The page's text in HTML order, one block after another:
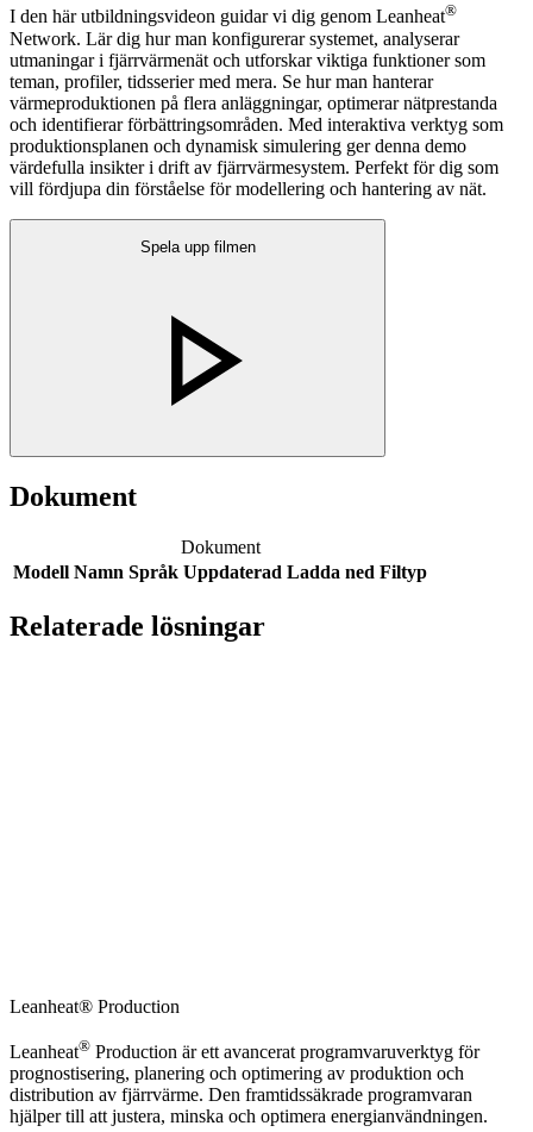
I den här utbildningsvideon guidar vi dig genom Leanheat®
Network. Lär dig hur man konfigurerar systemet, analyserar
utmaningar i fjärrvärmenät och utforskar viktiga funktioner som
teman, profiler, tidsserier med mera. Se hur man hanterar
värmeproduktionen på flera anläggningar, optimerar nätprestanda
och identifierar förbättringsområden. Med interaktiva verktyg som
produktionsplanen och dynamisk simulering ger denna demo
värdefulla insikter i drift av fjärrvärmesystem. Perfekt för dig som
vill fördjupa din förståelse för modellering och hantering av nät.
Spela upp filmen
Dokument
Dokument
Modell Namn Språk Uppdaterad Ladda ned Filtyp
Relaterade lösningar
Leanheat® Production
Leanheat® Production är ett avancerat programvaruverktyg för
prognostisering, planering och optimering av produktion och
distribution av fjärrvärme. Den framtidssäkrade programvaran
hjälper till att justera, minska och optimera energianvändningen.